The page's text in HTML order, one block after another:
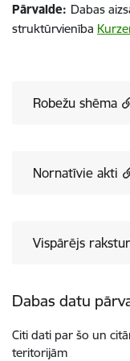
Pārvalde: Dabas
struktūrvienība
Robežu shēma
Nornatīvie akti
Vispārējs
Dabas datu
Citi dati par šo un
teritorijām